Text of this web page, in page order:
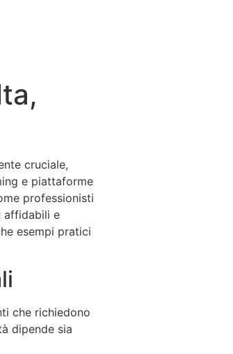
cruciale,
e piattaforme
professionisti
affidabili e
esempi pratici
che richiedono
dipende sia